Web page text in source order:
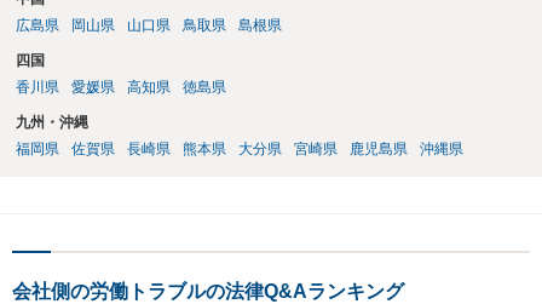
広島県
岡山県 山口県 鳥取県 島根県
四国
香川県
愛媛県 高知県 徳島県
九州・沖縄
福岡県
佐賀県 長崎県 熊本県 大分県 宮崎県 鹿児島県 沖縄県
会社側の労働トラブルの法律Q&Aランキング